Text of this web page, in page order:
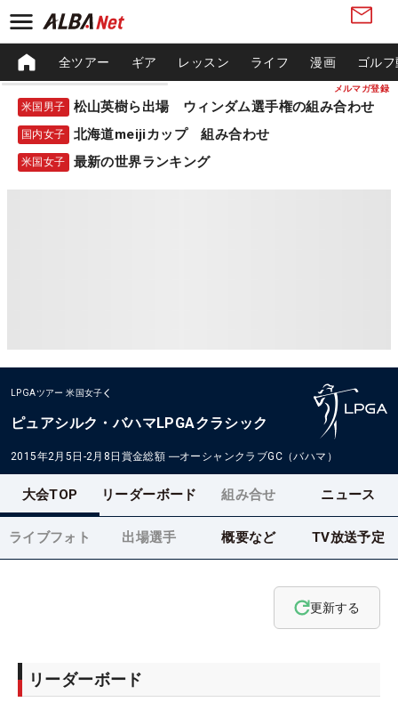
メルマガ登録
全ツアー ギア レッスン ライフ 漫画 ゴル
米国男子 松山英樹ら出場 ウィンダム選手権の組み合わせ
国内女子 北海道meijiカップ 組み合わせ
米国女子 最新の世界ランキング
LPGAツアー 米国女子
ピュアシルク・バハマLPGAクラシック
2015年2月5日-2月8日 賞金総額 ―オーシャンクラブGC（バハマ）
大会TOP リーダーボード 組み合せ ニュース
ライブフォト 出場選手 概要など TV放送予定
更新する
リーダーボード